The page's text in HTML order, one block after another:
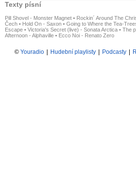
Texty písní
Pill Shovel - Monster Magnet • Rockin´ Around The
Čech • Hold On - Saxon • Going to Where the Tea-
Escape • Victoria's Secret (live) - Sonata Arctica • The
Afternoon - Alphaville • Ecco Noi - Renato Zero
© Youradio Hudební playlisty Podcasty